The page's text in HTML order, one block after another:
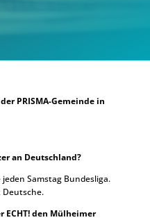
PRISMA-Gemeinde in
an Deutschland?
Samstag Bundesliga.
Deutsche.
ECHT! den Mülheimer